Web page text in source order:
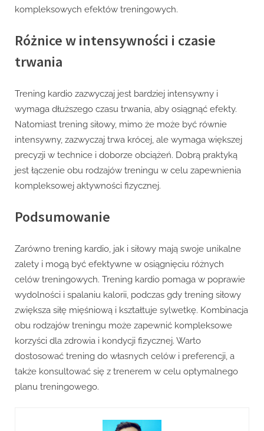
kompleksowych efektów treningowych.
Różnice w intensywności i czasie
trwania
Trening kardio zazwyczaj jest bardziej intensywny i
wymaga dłuższego czasu trwania, aby osiągnąć efekty.
Natomiast trening siłowy, mimo że może być równie
intensywny, zazwyczaj trwa krócej, ale wymaga większej
precyzji w technice i doborze obciążeń. Dobrą praktyką
jest łączenie obu rodzajów treningu w celu zapewnienia
kompleksowej aktywności fizycznej.
Podsumowanie
Zarówno trening kardio, jak i siłowy mają swoje unikalne
zalety i mogą być efektywne w osiągnięciu różnych
celów treningowych. Trening kardio pomaga w poprawie
wydolności i spalaniu kalorii, podczas gdy trening siłowy
zwiększa siłę mięśniową i kształtuje sylwetkę. Kombinacja
obu rodzajów treningu może zapewnić kompleksowe
korzyści dla zdrowia i kondycji fizycznej. Warto
dostosować trening do własnych celów i preferencji, a
także konsultować się z trenerem w celu optymalnego
planu treningowego.